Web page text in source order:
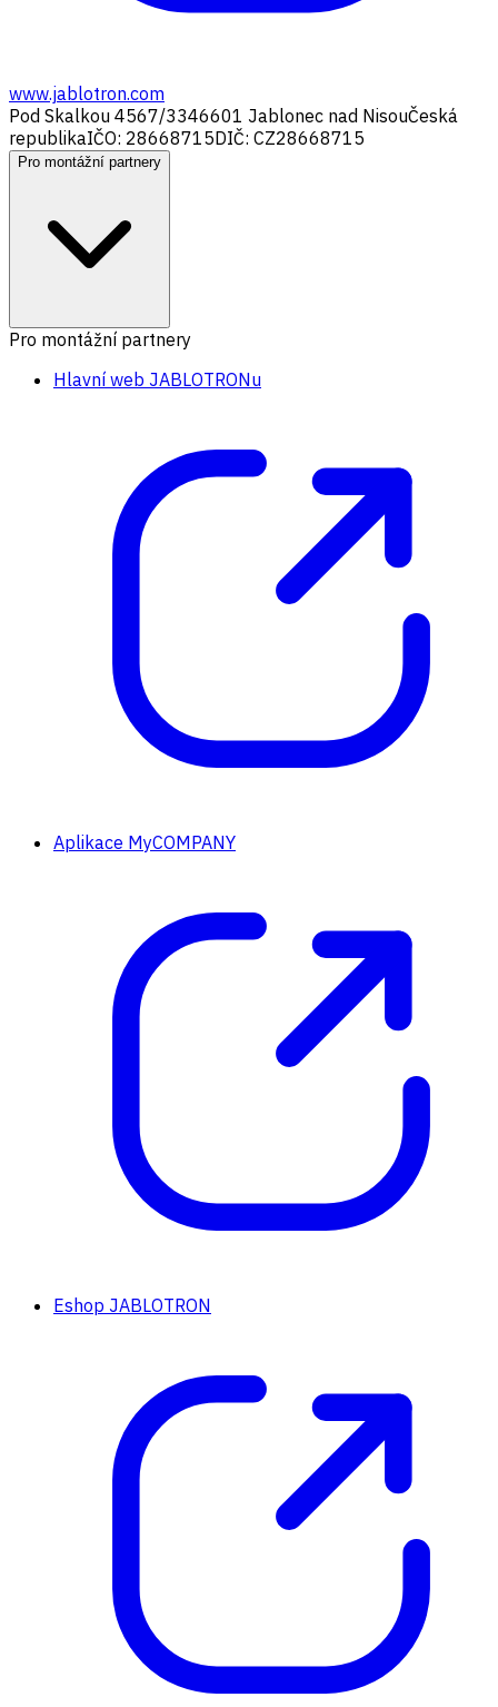
www.jablotron.com
Pod Skalkou 4567/3346601 Jablonec nad NisouČeská
republikaIČO: 28668715DIČ: CZ28668715
Pro montážní partnery
Pro montážní partnery
Hlavní web JABLOTRONu
Aplikace MyCOMPANY
Eshop JABLOTRON